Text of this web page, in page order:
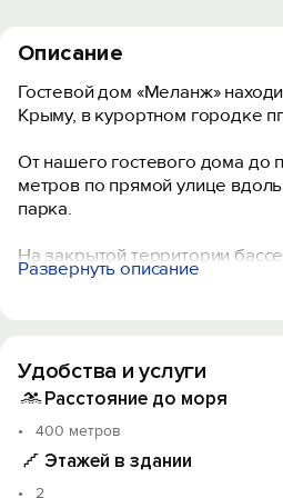
Описание
Гостевой дом «Меланж»
Крыму, в курортном городке
От нашего гостевого дома до
метров по прямой улице
парка.
На закрытой территории
взрослых, мангальная зона с
Гостям, для проживания,
отдыха.
В шаговой доступности от
Развернуть описание
Удобства и услуги
Расстояние до моря
400 метров
Этажей в здании
2